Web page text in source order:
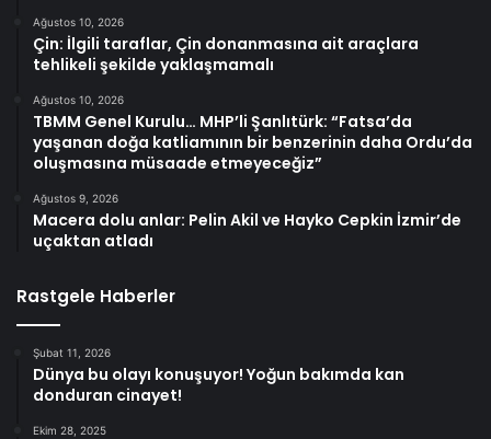
Ağustos 10, 2026
Çin: İlgili taraflar, Çin donanmasına ait araçlara
tehlikeli şekilde yaklaşmamalı
Ağustos 10, 2026
TBMM Genel Kurulu… MHP’li Şanlıtürk: “Fatsa’da
yaşanan doğa katliamının bir benzerinin daha Ordu’da
oluşmasına müsaade etmeyeceğiz”
Ağustos 9, 2026
Macera dolu anlar: Pelin Akil ve Hayko Cepkin İzmir’de
uçaktan atladı
Rastgele Haberler
Şubat 11, 2026
Dünya bu olayı konuşuyor! Yoğun bakımda kan
donduran cinayet!
Ekim 28, 2025